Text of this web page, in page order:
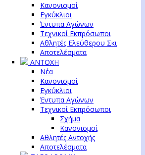
Κανονισμοί
Εγκύκλιοι
Έντυπα Αγώνων
Τεχνικοί Εκπρόσωποι
Αθλητές Ελεύθερου Σκι
Αποτελέσματα
ΑΝΤΟΧΗ
Νέα
Κανονισμοί
Εγκύκλιοι
Έντυπα Αγώνων
Τεχνικοί Εκπρόσωποι
Σχήμα
Κανονισμοί
Αθλητές Αντοχής
Αποτελέσματα